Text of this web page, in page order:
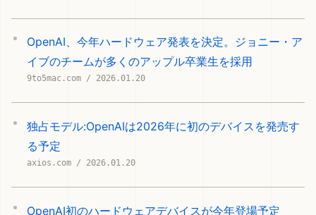
OpenAI、今年ハードウェア発表を決定。ジョニー・ア
イブのチームが多くのアップル卒業生を採用
9to5mac.com / 2026.01.20
独占モデル:OpenAIは2026年に初のデバイスを発売す
る予定
axios.com / 2026.01.20
OpenAI初のハードウェアデバイスが今年登場予定